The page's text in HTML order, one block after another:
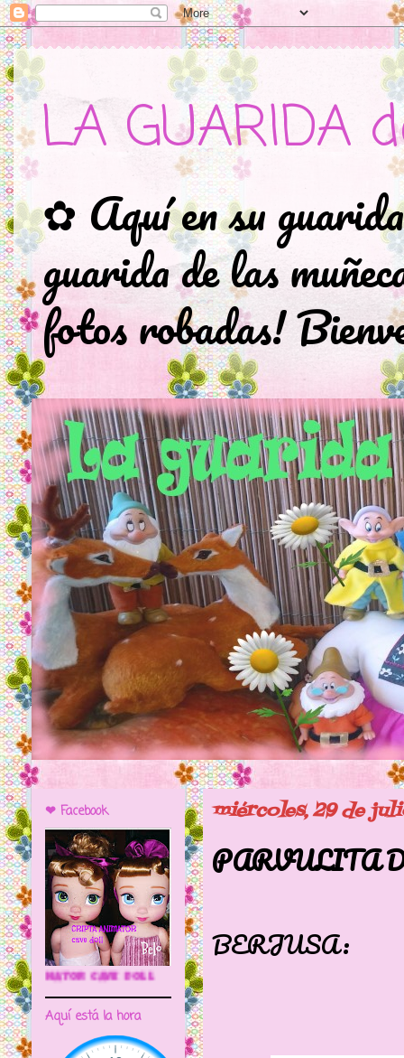
LA GUARIDA
✿ Aquí en su
guarida de las
fotos robadas!
miércoles, 29 de
PARVULITA
BERJUSA:
❤ Facebook
🌼CRIPTA ANIMATOR CAVE DOLL
Aquí está la hora